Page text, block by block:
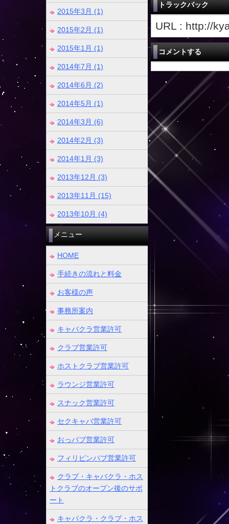
トラックバック
URL : http://
コメントする
2015年3月 (1)
2015年2月 (1)
2015年1月 (1)
2014年7月 (1)
2014年6月 (2)
2014年5月 (1)
2014年3月 (6)
2014年2月 (3)
2014年1月 (3)
2013年12月 (3)
2013年11月 (15)
2013年10月 (4)
メニュー
HOME
手続きの流れと料金
お客様の声
事務所案内
キャバクラ営業許可
クラブ営業許可
ホストクラブ営業許可
ラウンジ営業許可
スナック営業許可
セクキャバ営業許可
おっパブ営業許可
フィリピンパブ営業許可
クラブ・キャバクラ・ホス
トクラブのオープン後のサポ
ート
キャバクラ・クラブ・ホス